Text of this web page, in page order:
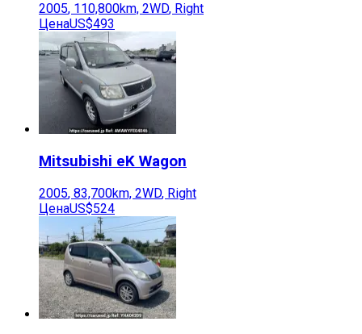
2005, 110,800km, 2WD, Right
ЦенаUS$493
Mitsubishi eK Wagon
2005, 83,700km, 2WD, Right
ЦенаUS$524